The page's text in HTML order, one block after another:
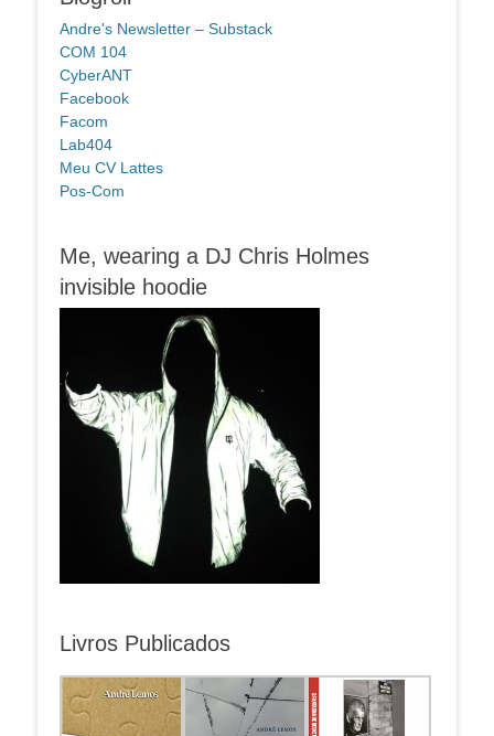
Andre's Newsletter – Substack
COM 104
CyberANT
Facebook
Facom
Lab404
Meu CV Lattes
Pos-Com
Me, wearing a DJ Chris Holmes
invisible hoodie
Livros Publicados